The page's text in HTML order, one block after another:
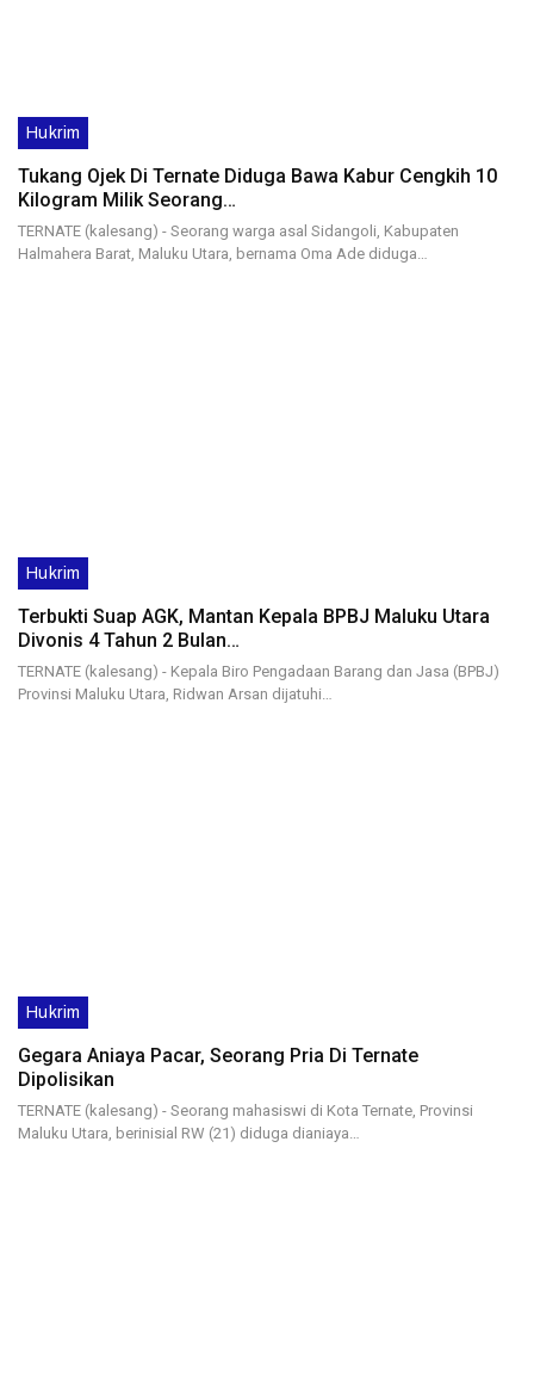
Hukrim
Tukang Ojek Di Ternate Diduga Bawa Kabur Cengkih 10
Kilogram Milik Seorang…
TERNATE (kalesang) - Seorang warga asal Sidangoli, Kabupaten
Halmahera Barat, Maluku Utara, bernama Oma Ade diduga…
Hukrim
Terbukti Suap AGK, Mantan Kepala BPBJ Maluku Utara
Divonis 4 Tahun 2 Bulan…
TERNATE (kalesang) - Kepala Biro Pengadaan Barang dan Jasa (BPBJ)
Provinsi Maluku Utara, Ridwan Arsan dijatuhi…
Hukrim
Gegara Aniaya Pacar, Seorang Pria Di Ternate
Dipolisikan
TERNATE (kalesang) - Seorang mahasiswi di Kota Ternate, Provinsi
Maluku Utara, berinisial RW (21) diduga dianiaya…